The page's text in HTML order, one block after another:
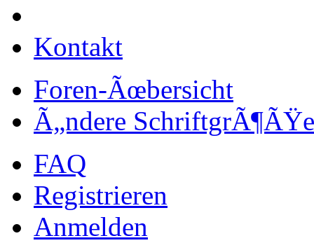
Kontakt
Foren-Ãœbersicht
Ã„ndere SchriftgrÃ¶ÃŸe
FAQ
Registrieren
Anmelden